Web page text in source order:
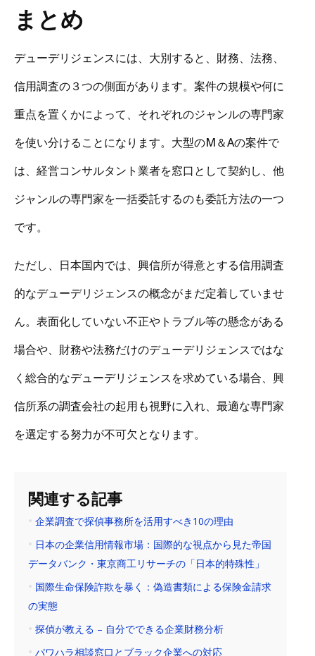
まとめ
デューデリジェンスには、大別すると、財務、法務、
信用調査の３つの側面があります。案件の規模や何に
重点を置くかによって、それぞれのジャンルの専門家
を使い分けることになります。大型のM＆Aの案件で
は、経営コンサルタント業者を窓口として契約し、他
ジャンルの専門家を一括委託するのも委託方法の一つ
です。
ただし、日本国内では、興信所が得意とする信用調査
的なデューデリジェンスの概念がまだ定着していませ
ん。表面化していない不正やトラブル等の懸念がある
場合や、財務や法務だけのデューデリジェンスではな
く総合的なデューデリジェンスを求めている場合、興
信所系の調査会社の起用も視野に入れ、最適な専門家
を選定する努力が不可欠となります。
関連する記事
企業調査で探偵事務所を活用すべき10の理由
日本の企業信用情報市場：国際的な視点から見た帝国
データバンク・東京商工リサーチの「日本的特殊性」
国際生命保険詐欺を暴く：偽造書類による保険金請求
の実態
探偵が教える – 自分でできる企業財務分析
パワハラ相談窓口とブラック企業への対応